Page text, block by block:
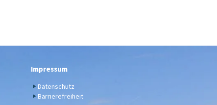
Impressum
Datenschutz
Barrierefreiheit